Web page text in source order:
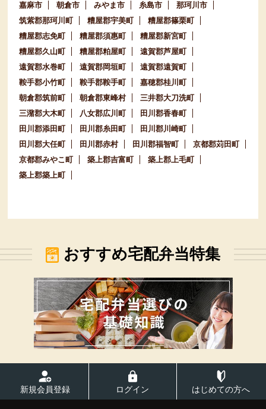
嘉麻市
朝倉市 みやま市 糸島市
那珂川市
筑紫郡那珂川町
糟屋郡宇美町
糟屋郡篠栗町
糟屋郡志免町
糟屋郡須惠町
糟屋郡新宮町
糟屋郡久山町
糟屋郡粕屋町
遠賀郡芦屋町
遠賀郡水巻町
遠賀郡岡垣町
遠賀郡遠賀町
鞍手郡小竹町
鞍手郡鞍手町
嘉穂郡桂川町
朝倉郡筑前町
朝倉郡東峰村
三井郡大刀洗町
三潴郡大木町
八女郡広川町
田川郡香春町
田川郡添田町
田川郡糸田町
田川郡川崎町
田川郡大任町
田川郡赤村 田川郡福智町
京都郡苅田町
京都郡みやこ町
築上郡吉富町
築上郡上毛町
築上郡築上町
おすすめ宅配弁当特集
新規会員登録 ログイン はじめての方へ